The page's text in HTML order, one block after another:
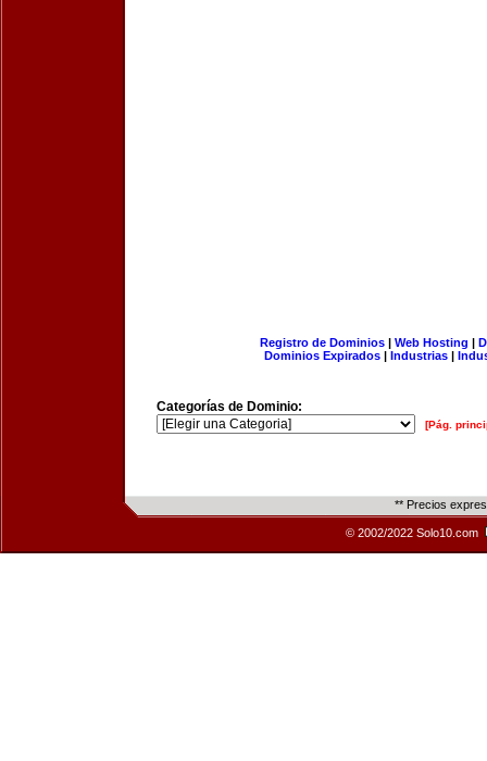
Registro de Dominios| Web Hosting |
Dominios Expirados | Industrias |
Categorías de Dominio:
[Pág.
** Precios
© 2002/2022 Solo10.com